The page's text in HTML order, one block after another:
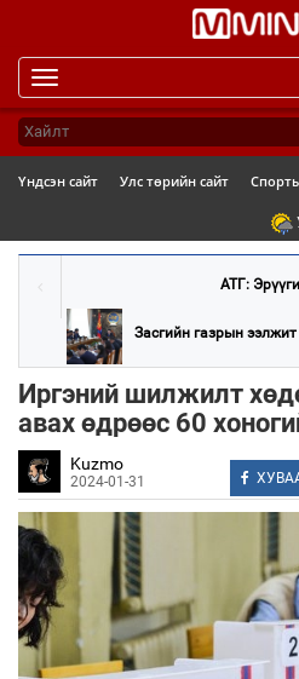
Үндсэн сайт Улс төрийн сайт
АТГ:
Засгийн газрын
Иргэний шилжилт
авах өдрөөс 60
Kuzmo
2024-01-31